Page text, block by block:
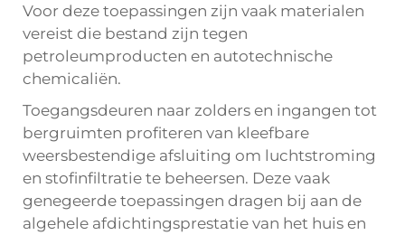
Voor deze toepassingen zijn vaak materialen
vereist die bestand zijn tegen
petroleumproducten en autotechnische
chemicaliën.
Toegangsdeuren naar zolders en ingangen tot
bergruimten profiteren van kleefbare
weersbestendige afsluiting om luchtstroming
en stofinfiltratie te beheersen. Deze vaak
genegeerde toepassingen dragen bij aan de
algehele afdichtingsprestatie van het huis en